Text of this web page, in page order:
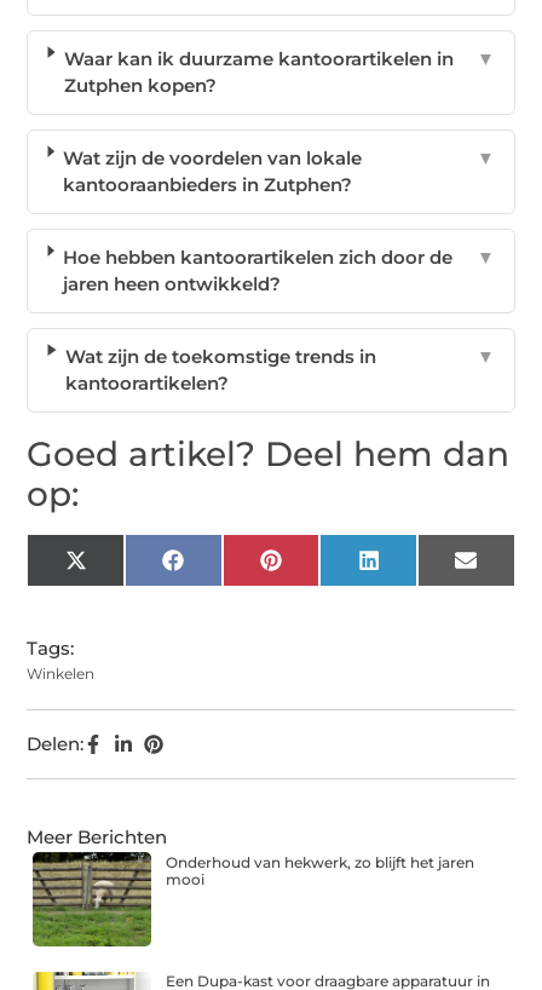
Waar kan ik duurzame kantoorartikelen in
Zutphen kopen?
▼
Wat zijn de voordelen van lokale
kantooraanbieders in Zutphen?
▼
Hoe hebben kantoorartikelen zich door de
jaren heen ontwikkeld?
▼
Wat zijn de toekomstige trends in
kantoorartikelen?
▼
Goed artikel? Deel hem dan
op:
X
(Twitter)
Facebook Pinterest LinkedIn Email
Tags:
Winkelen
Delen:
Meer Berichten
Onderhoud van hekwerk, zo blijft het jaren
mooi
Een Dupa-kast voor draagbare apparatuur in